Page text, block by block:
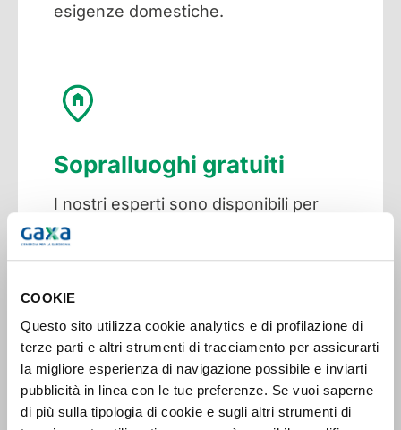
COOKIE
Questo sito utilizza cookie analytics e di profilazione di
terze parti e altri strumenti di tracciamento per assicurarti
la migliore esperienza di navigazione possibile e inviarti
pubblicità in linea con le tue preferenze. Se vuoi saperne
di più sulla tipologia di cookie e sugli altri strumenti di
esigenze domestiche.
Sopralluoghi gratuiti
I nostri esperti sono disponibili per
visitare gratuitamente la tua
abitazione e proporre le migliori
soluzioni energetiche su misura.